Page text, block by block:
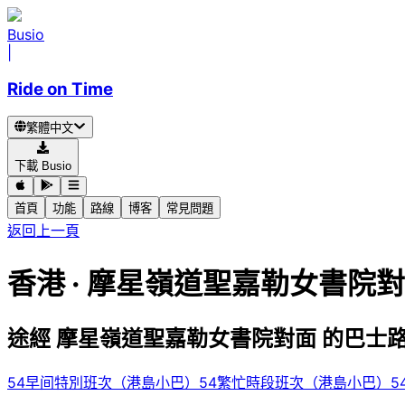
Busio
Ride on Time
繁體中文
下載 Busio
首頁 功能 路線 博客 常見問題
返回上一頁
香港 · 摩星嶺道聖嘉勒女書院
途經 摩星嶺道聖嘉勒女書院對面 的巴士
54早间特別班次（港島小巴） 54繁忙時段班次（港島小巴）